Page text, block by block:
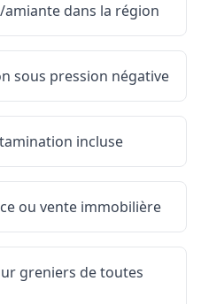
dans la région
sous pression négative
incluse
ou vente immobilière
greniers de toutes